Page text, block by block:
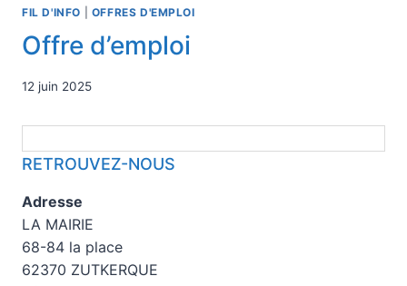
FIL D'INFO OFFRES D'EMPLOI
Offre d’emploi
12 juin 2025
RETROUVEZ-NOUS
Adresse
LA MAIRIE
68-84 la place
62370 ZUTKERQUE